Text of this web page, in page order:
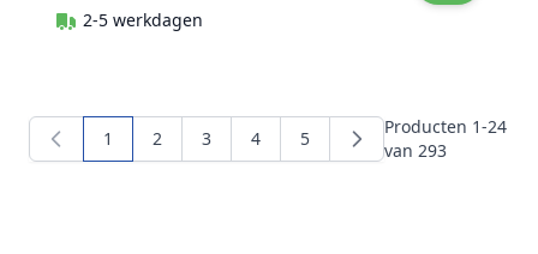
2-5 werkdagen
Producten 1-24
van 293
U lees momenteel pagina
1 Pagina
2 Pagina
3 Pagina
4 Pagina
5